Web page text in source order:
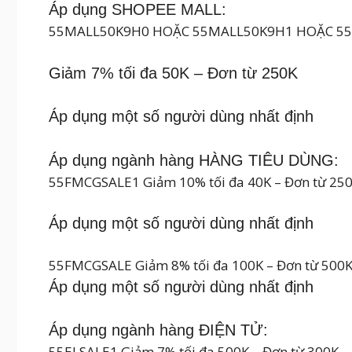
Áp dụng SHOPEE MALL:
55MALL50K9H0 HOẶC 55MALL50K9H1 HOẶC
Giảm 7% tối đa 50K – Đơn từ 250K
Áp dụng một số người dùng nhất định
Áp dụng ngành hàng HÀNG TIÊU DÙNG:
55FMCGSALE1 Giảm 10% tối đa 40K – Đơn từ
Áp dụng một số người dùng nhất định
55FMCGSALE Giảm 8% tối đa 100K – Đơn từ 500K
Áp dụng một số người dùng nhất định
Áp dụng ngành hàng ĐIỆN TỬ: